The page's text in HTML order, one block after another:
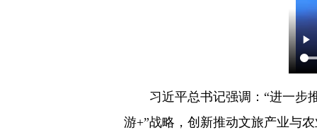
习近平总书记强调：“进一步
游+”战略，创新推动文旅产业与